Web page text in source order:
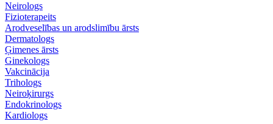
Neirologs
Fizioterapeits
Arodveselības un arodslimību ārsts
Dermatologs
Ģimenes ārsts
Ginekologs
Vakcinācija
Trihologs
Neiroķirurgs
Endokrinologs
Kardiologs